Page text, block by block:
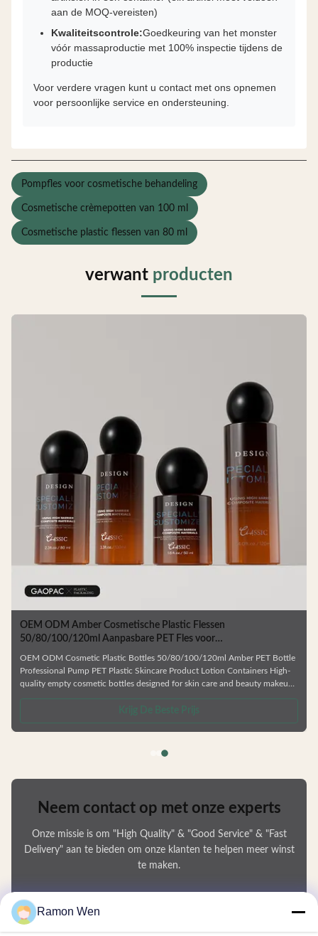
aan de MOQ-vereisten)
Kwaliteitscontrole:Goedkeuring van het monster
vóór massaproductie met 100% inspectie tijdens de
productie
Voor verdere vragen kunt u contact met ons opnemen
voor persoonlijke service en ondersteuning.
Pompfles voor cosmetische behandeling
Cosmetische crèmepotten van 100 ml
Cosmetische plastic flessen van 80 ml
verwant producten
OEM ODM Amber Cosmetische Plastic Flessen
50/80/100/120ml Aanpasbare PET Fles voor
OEM ODM Cosmetic Plastic Bottles 50/80/100/120ml Amber PET Bottle
Professional Pump PET Plastic Skincare Product Lotion Containers High-
quality empty cosmetic bottles designed for skin care and beauty makeup
Manufactured from durable, environmentally friendly materials that resist
deformation and are fully recyclable. Available in Multiple Capacities
Choose from 50ml, 80ml, 100ml, or 120ml sizes to
Krijg De Beste Prijs
Neem contact op met onze experts
Onze missie is om "High Quality" & "Good Service" & "Fast
Delivery" aan te bieden om onze klanten te helpen meer winst
te maken.
Uw Naam
Ramon Wen